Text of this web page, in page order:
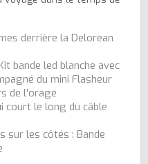
derrière la Delorean
bande led blanche avec
du mini Flasheur
de l'orage
court le long du câble
sur les côtés : Bande